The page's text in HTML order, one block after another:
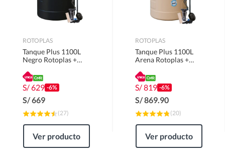
ROTOPLAS
Tanque Plus 1100L
Negro Rotoplas +
S/629 -6%
S/669
(27)
Ver producto
ROTOPLAS
Tanque Plus 1100L
Arena Rotoplas +
S/819 -6%
S/869.90
(20)
Ver producto